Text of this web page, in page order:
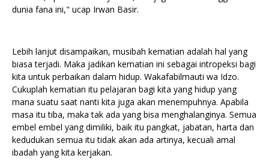
dunia fana ini," ucap Irwan Basir.
Lebih lanjut disampaikan, musibah kematian adalah hal yang
biasa terjadi. Maka jadikan kematian ini sebagai intropeksi bagi
kita untuk perbaikan dalam hidup. Wakafabilmauti wa Idzo.
Cukuplah kematian itu pelajaran bagi kita yang hidup yang
mana suatu saat nanti kita juga akan menempuhnya. Apabila
masa itu tiba, maka tak ada yang bisa menghalanginya. Semua
embel embel yang dimiliki, baik itu pangkat, jabatan, harta dan
kedudukan semua itu tidak akan ada artinya, kecuali amal
ibadah yang kita kerjakan.